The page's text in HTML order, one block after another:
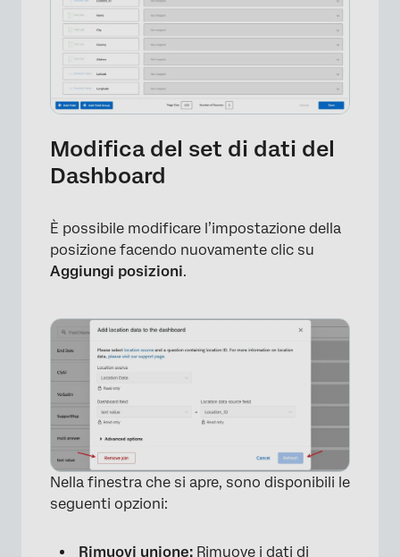
Modifica del set di dati del
Dashboard
È possibile modificare l’impostazione della
posizione facendo nuovamente clic su
Aggiungi posizioni.
Nella finestra che si apre, sono disponibili le
seguenti opzioni:
Rimuovi unione: Rimuove i dati di